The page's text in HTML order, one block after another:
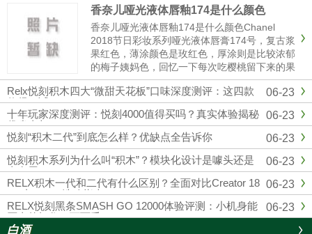
香奈儿哑光液体唇釉174是什么颜色
香奈儿哑光液体唇釉174是什么颜色Chanel
2018节日彩妆系列哑光液体唇膏174号，复古浆
果红色，薄涂颜色是玫红色，厚涂则是比较浓郁
的梅子姨妈色，回忆一下每次吃樱桃留下来的果
汁的颜色，就和那个特别相近，秋冬季节重口星
人的最爱，和纪梵希315有些许的相似。黄皮也
是完全可以驾......
06-23
Relx悦刻积木四大“微甜天花板”口味深度测评：这四款
值得一试
06-23
十年玩家深度测评：悦刻4000值得买吗？真实体验揭秘
优劣真相
06-23
悦刻“积木二代”到底怎么样？优缺点全告诉你
06-23
悦刻积木系列为什么叫“积木”？模块化设计是噱头还是
真有用？
06-23
RELX积木一代和二代有什么区别？全面对比Creator 18
000与22000选购指南
06-23
RELX悦刻黑条SMASH GO 12000体验评测：小机身能
否真的扛住一万两千口？
白酒